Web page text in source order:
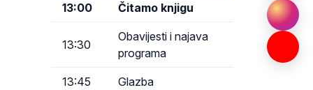
13:00 Čitamo knjigu
13:30
Obavijesti i najava
programa
13:45 Glazba